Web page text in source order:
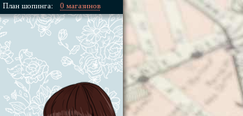
План шопинга: 0 магазинов